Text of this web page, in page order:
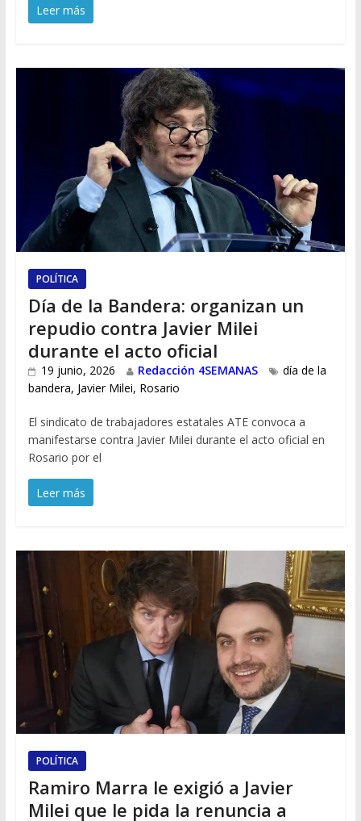
Leer más
POLÍTICA
Día de la Bandera: organizan un
repudio contra Javier Milei
durante el acto oficial
19 junio, 2026 Redacción 4SEMANAS
día de la
bandera, Javier Milei, Rosario
El sindicato de trabajadores estatales ATE convoca a
manifestarse contra Javier Milei durante el acto oficial en
Rosario por el
Leer más
POLÍTICA
Ramiro Marra le exigió a Javier
Milei que le pida la renuncia a